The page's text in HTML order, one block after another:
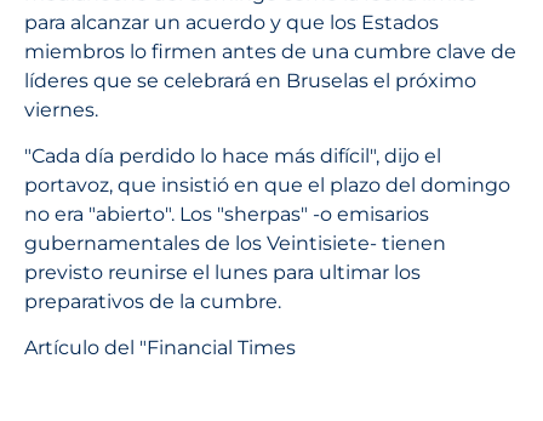
para alcanzar un acuerdo y que los Estados
miembros lo firmen antes de una cumbre clave de
líderes que se celebrará en Bruselas el próximo
viernes.
"Cada día perdido lo hace más difícil", dijo el
portavoz, que insistió en que el plazo del domingo
no era "abierto". Los "sherpas" -o emisarios
gubernamentales de los Veintisiete- tienen
previsto reunirse el lunes para ultimar los
preparativos de la cumbre.
Artículo del "Financial Times